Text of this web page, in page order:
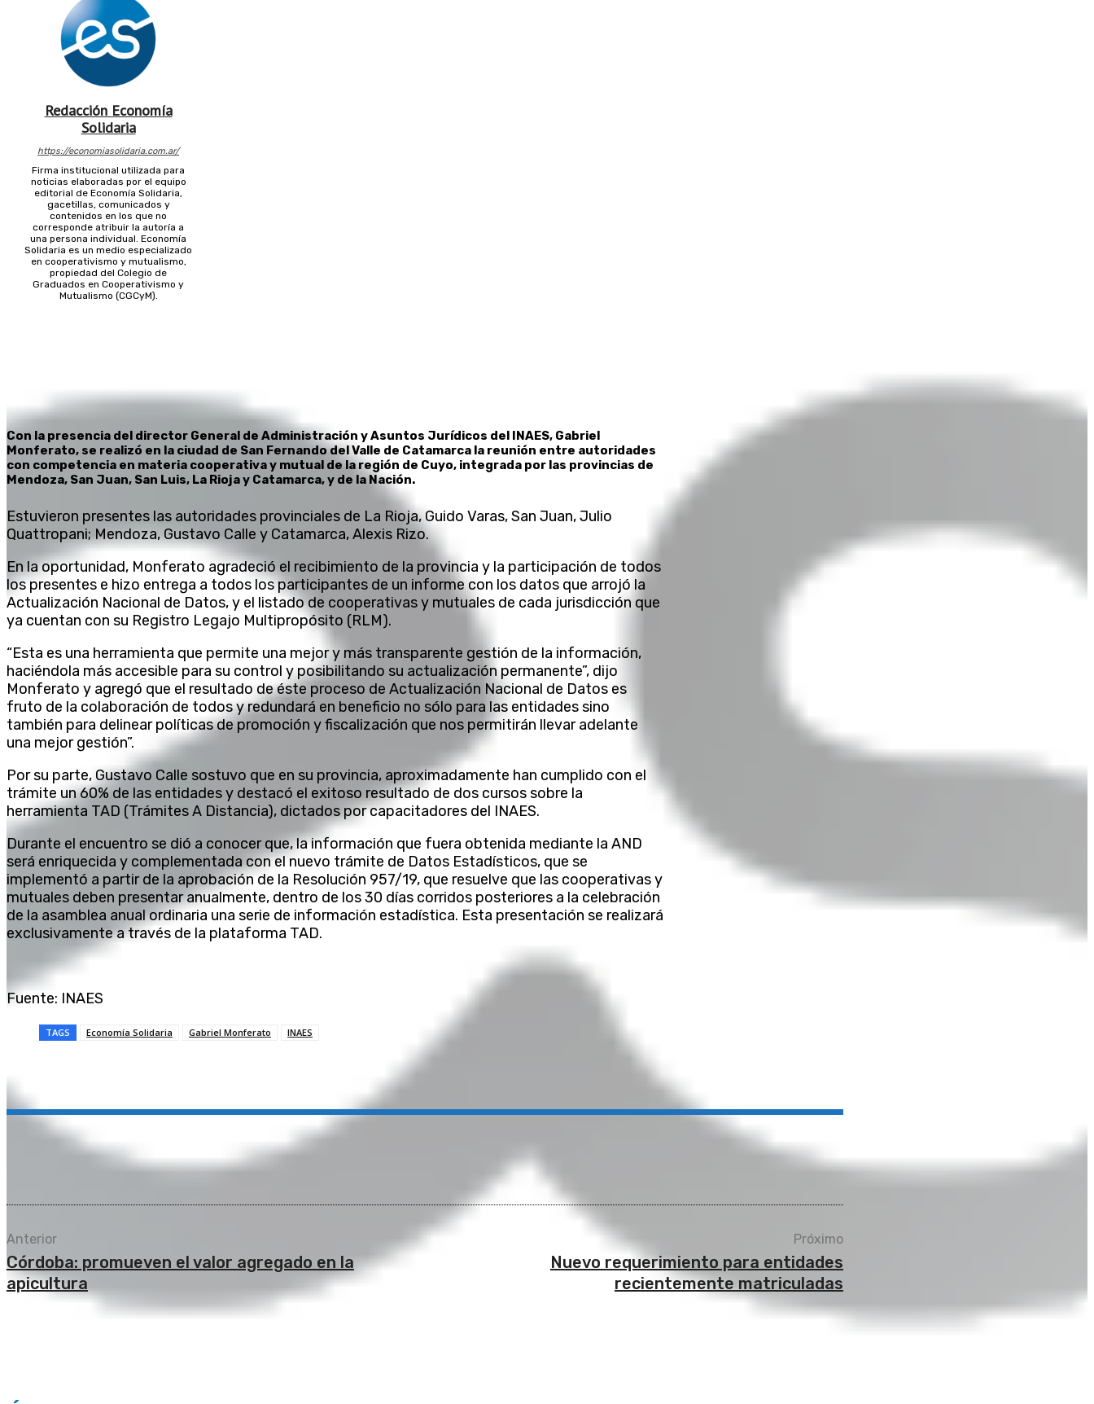
Redacción Economía
Solidaria
https://economiasolidaria.com.ar/
Firma institucional utilizada para
noticias elaboradas por el equipo
editorial de Economía Solidaria,
gacetillas, comunicados y
contenidos en los que no
corresponde atribuir la autoría a
una persona individual. Economía
Solidaria es un medio especializado
en cooperativismo y mutualismo,
propiedad del Colegio de
Graduados en Cooperativismo y
Mutualismo (CGCyM).
Con la presencia del director General de Administración y Asuntos Jurídicos del INAES, Gabriel
Monferato, se realizó en la ciudad de San Fernando del Valle de Catamarca la reunión entre autoridades
con competencia en materia cooperativa y mutual de la región de Cuyo, integrada por las provincias de
Mendoza, San Juan, San Luis, La Rioja y Catamarca, y de la Nación.
Estuvieron presentes las autoridades provinciales de La Rioja, Guido Varas, San Juan, Julio
Quattropani; Mendoza, Gustavo Calle y Catamarca, Alexis Rizo.
En la oportunidad, Monferato agradeció el recibimiento de la provincia y la participación de todos
los presentes e hizo entrega a todos los participantes de un informe con los datos que arrojó la
Actualización Nacional de Datos, y el listado de cooperativas y mutuales de cada jurisdicción que
ya cuentan con su Registro Legajo Multipropósito (RLM).
“Esta es una herramienta que permite una mejor y más transparente gestión de la información,
haciéndola más accesible para su control y posibilitando su actualización permanente”, dijo
Monferato y agregó que el resultado de éste proceso de Actualización Nacional de Datos es
fruto de la colaboración de todos y redundará en beneficio no sólo para las entidades sino
también para delinear políticas de promoción y fiscalización que nos permitirán llevar adelante
una mejor gestión”.
Por su parte, Gustavo Calle sostuvo que en su provincia, aproximadamente han cumplido con el
trámite un 60% de las entidades y destacó el exitoso resultado de dos cursos sobre la
herramienta TAD (Trámites A Distancia), dictados por capacitadores del INAES.
Durante el encuentro se dió a conocer que, la información que fuera obtenida mediante la AND
será enriquecida y complementada con el nuevo trámite de Datos Estadísticos, que se
implementó a partir de la aprobación de la Resolución 957/19, que resuelve que las cooperativas y
mutuales deben presentar anualmente, dentro de los 30 días corridos posteriores a la celebración
de la asamblea anual ordinaria una serie de información estadística. Esta presentación se realizará
exclusivamente a través de la plataforma TAD.
Fuente: INAES
TAGS Economía Solidaria Gabriel Monferato INAES
Anterior
Córdoba: promueven el valor agregado en la
apicultura
Próximo
Nuevo requerimiento para entidades
recientemente matriculadas